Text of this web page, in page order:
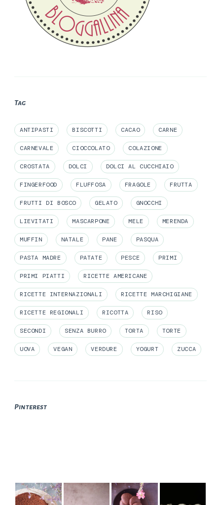
Tag
ANTIPASTI BISCOTTI CACAO CARNE
CARNEVALE CIOCCOLATO COLAZIONE
CROSTATA DOLCI DOLCI AL CUCCHIAIO
FINGERFOOD FLUFFOSA FRAGOLE FRUTTA
FRUTTI DI BOSCO GELATO GNOCCHI
LIEVITATI MASCARPONE MELE MERENDA
MUFFIN NATALE PANE PASQUA
PASTA MADRE PATATE PESCE PRIMI
PRIMI PIATTI RICETTE AMERICANE
RICETTE INTERNAZIONALI RICETTE MARCHIGIANE
RICETTE REGIONALI RICOTTA RISO
SECONDI SENZA BURRO TORTA TORTE
UOVA VEGAN VERDURE YOGURT ZUCCA
Pinterest